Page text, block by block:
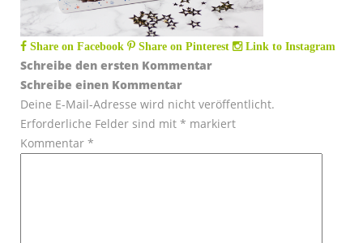
Share on Facebook Share on Pinterest Link to Instagram
Schreibe den ersten Kommentar
Schreibe einen Kommentar
Deine E-Mail-Adresse wird nicht veröffentlicht.
Erforderliche Felder sind mit * markiert
Kommentar *